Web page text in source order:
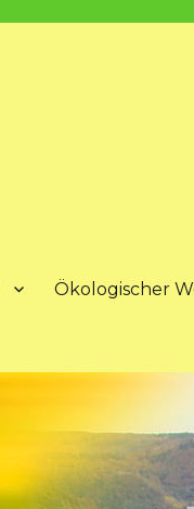
Ökologischer